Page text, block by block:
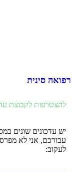
רפואה סינית
להצטרפות לקבוצת
יש עדכונים שונים
עבורכם, אני לא
לעקוב: